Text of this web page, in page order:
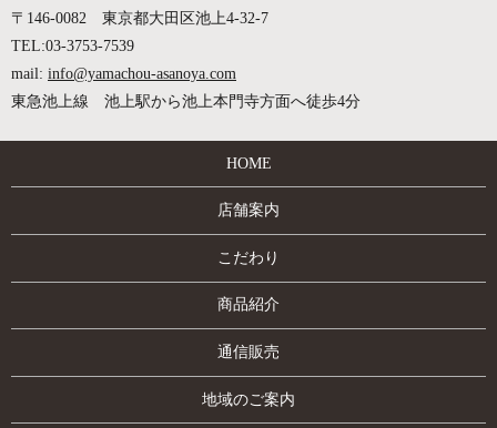
〒146-0082 東京都大田区池上4-32-7
TEL:03-3753-7539
mail: info@yamachou-asanoya.com
東急池上線 池上駅から池上本門寺方面へ徒歩4分
HOME
店舗案内
こだわり
商品紹介
通信販売
地域のご案内